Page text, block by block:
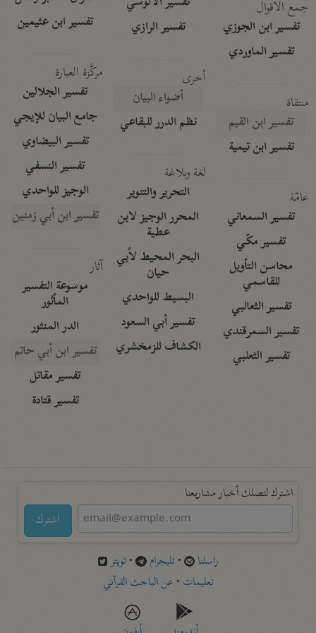
جمع الأقوال
تفسير ابن الجوزي
تفسير الماوردي
منتقاة
تفسير ابن القيم
تفسير ابن تيمية
عامّة
تفسير السمعاني
تفسير مكّي
محاسن التأويل
للقاسمي
تفسير الثعالبي
تفسير السمرقندي
تفسير الثعلبي
تفسير الرازي
أخرى
أضواء البيان
نظم الدرر للبقاعي
لغة وبلاغة
التحرير والتنوير
المحرر الوجيز لابن
عطية
البحر المحيط لأبي
حيان
البسيط للواحدي
تفسير أبي السعود
الكشاف للزمخشري
تفسير ابن عثيمين
مركَّزة العبارة
تفسير الجلالين
جامع البيان للإيجي
تفسير البيضاوي
تفسير النسفي
الوجيز للواحدي
تفسير ابن أبي زمنين
آثار
موسوعة التفسير
المأثور
الدر المنثور
تفسير ابن أبي حاتم
تفسير مقاتل
تفسير قتادة
اشترك لتصلك أخبار مشاريعنا
اشترك
راسلنا •تليجرام •تويتر
تعليمات •عن الباحث القرآني